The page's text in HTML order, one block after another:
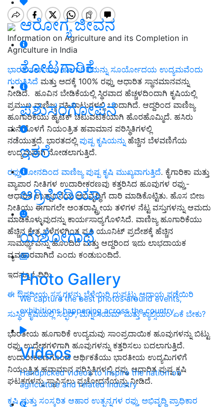
ಆರೋಗ್ಯ ಜೀವನ
ತೋಟಗಾರಿಕೆ
ಪಶುಸಂಗೋಪನೆ
ಇತರೆ
ಅಗ್ರಿಪೀಡಿಯಾ
ಯಶೋಗಾಥೆ
Photo Gallery
We capture the best photos around events,
exhibitions happening across the country
Videos
Handpicked videos to inspire the nation on
agriculture and related industry
Information on Agriculture and its Completion in
Agriculture in India
ಭಾರತ ಸರ್ಕಾರವು ಹೂಗಾರಿಕೆಯನ್ನು ಸೂರ್ಯೋದಯ ಉದ್ಯಮವೆಂದು
ಗುರುತಿಸಿದೆ ಮತ್ತು ಅದಕ್ಕೆ 100% ರಫ್ತು ಆಧಾರಿತ ಸ್ಥಾನಮಾನವನ್ನು
ನೀಡಿದೆ. ಹೂವಿನ ಬೇಡಿಕೆಯಲ್ಲಿ ಸ್ಥಿರವಾದ ಹೆಚ್ಚಳದಿಂದಾಗಿ ಕೃಷಿಯಲ್ಲಿ
ಪ್ರಮುಖ ವಾಣಿಜ್ಯ ವಹಿವಾಟುಗಳಲ್ಲಿ ಒಂದಾಗಿದೆ. ಆದ್ದರಿಂದ ವಾಣಿಜ್ಯ
ಹೂಗಾರಿಕೆಯು ಹೈಟೆಕ್ ಚಟುವಟಿಕೆಯಾಗಿ ಹೊರಹೊಮ್ಮಿದೆ. ಹಸಿರು
ಮನೆಯೊಳಗೆ ನಿಯಂತ್ರಿತ ಹವಾಮಾನ ಪರಿಸ್ಥಿತಿಗಳಲ್ಲಿ
ನಡೆಯುತ್ತದೆ. ಭಾರತದಲ್ಲಿ ಪುಷ್ಪ ಕೃಷಿಯನ್ನುಹೆಚ್ಚಿನ ಬೆಳವಣಿಗೆಯ
ಉದ್ಯಮವಾಗಿ ನೋಡಲಾಗುತ್ತಿದೆ.
ರಫ್ತು ಕೋನದಿಂದ ವಾಣಿಜ್ಯ ಪುಷ್ಪ ಕೃಷಿ ಮುಖ್ಯವಾಗುತ್ತಿದೆ. ಕೈಗಾರಿಕಾ ಮತ್ತು
ವ್ಯಾಪಾರ ನೀತಿಗಳ ಉದಾರೀಕರಣವು ಕತ್ತರಿಸಿದ ಹೂವುಗಳ ರಫ್ತು-
ಆಧಾರಿತ ಉತ್ಪಾದನೆಯ ಅಭಿವೃದ್ಧಿಗೆ ದಾರಿ ಮಾಡಿಕೊಟ್ಟಿತು. ಹೊಸ ಬೀಜ
ನೀತಿಯು ಈಗಾಗಲೇ ಅಂತರಾಷ್ಟ್ರೀಯ ತಳಿಗಳ ನೆಟ್ಟ ವಸ್ತುಗಳನ್ನು ಆಮದು
ಮಾಡಿಕೊಳ್ಳುವುದನ್ನು ಕಾರ್ಯಸಾಧ್ಯಗೊಳಿಸಿದೆ. ವಾಣಿಜ್ಯ ಹೂಗಾರಿಕೆಯು
ಹೆಚ್ಚಿನ ಕ್ಷೇತ್ರ ಬೆಳೆಗಳಿಗಿಂತ ಪ್ರತಿ ಯೂನಿಟ್ ಪ್ರದೇಶಕ್ಕೆ ಹೆಚ್ಚಿನ
ಸಾಮರ್ಥ್ಯವನ್ನು ಹೊಂದಿದೆ ಮತ್ತು ಆದ್ದರಿಂದ ಇದು ಲಾಭದಾಯಕ
ವ್ಯವಹಾರವಾಗಿದೆ ಎಂದು ಕಂಡುಬಂದಿದೆ.
ಇದನ್ನೂ ಓದಿರಿ:
ಈ ಔಷದೀಯ ಸಸ್ಯಗಳನ್ನು ಬೆಳೆಯಿರಿ ದುಪ್ಪಟ್ಟು ಆದಾಯ ಪಡೆಯಿರಿ
ಸುಸ್ಥಿರ ಕೃಷಿಯಲ್ಲಿ ಸಲ್ಫರ್, ಮೆಗ್ನೀಸಿಯಮ್ ಮತ್ತು ಕ್ಯಾಲ್ಸಿಯಂ ಏಕೆ ಬೇಕು?
ಭಾರತೀಯ ಹೂಗಾರಿಕೆ ಉದ್ಯಮವು ಸಾಂಪ್ರದಾಯಿಕ ಹೂವುಗಳನ್ನು ಬಿಟ್ಟು
ರಫ್ತು ಉದ್ದೇಶಗಳಿಗಾಗಿ ಹೂವುಗಳನ್ನು ಕತ್ತರಿಸಲು ಬದಲಾಗುತ್ತಿದೆ.
ಉದಾರೀಕರಣಗೊಂಡ ಆರ್ಥಿಕತೆಯು ಭಾರತೀಯ ಉದ್ಯಮಿಗಳಿಗೆ
ನಿಯಂತ್ರಿತ ಹವಾಮಾನ ಪರಿಸ್ಥಿತಿಗಳಲ್ಲಿ ರಫ್ತು ಆಧಾರಿತ ಪುಷ್ಪ ಕೃಷಿ
ಘಟಕಗಳನ್ನು ಸ್ಥಾಪಿಸಲು ಪ್ರಚೋದನೆಯನ್ನು ನೀಡಿದೆ.
ಕೃಷಿ ಮತ್ತು ಸಂಸ್ಕರಿತ ಆಹಾರ ಉತ್ಪನ್ನಗಳ ರಫ್ತು ಅಭಿವೃದ್ಧಿ ಪ್ರಾಧಿಕಾರ